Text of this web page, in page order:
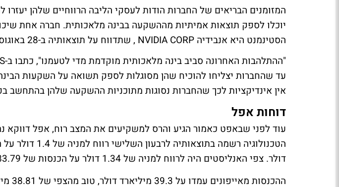
המזומנים הבריאים של החברות הודות לעסקי הליבה הרווחיים שלהן
יוכלו לספק תוצאות אמיתיות מההשקעה בבינה מלאכותית. חברה אחת
הסטינמנט היא אנבידיה NVIDIA CORP , שתדווח על תוצאותיה ב-28 באוגוסט.
עד שהחברות יצליחו להוכיח שהן מסוגלות לספק תשואה על השקעות
אין אינדיקציות לכך שהחברות נסוגות מתוכניות ההשקעה שלהן בהתחשב
דוחות אפל
עוד לפני שבאפט כאמור הגיע והרס למשקיעים את המצב רוח, אפל דווקא
דולר. צפי האנליסטים היה לרווח למניה של 1.34 דולר על הכנסות של 83.79 מיליארד דולר.